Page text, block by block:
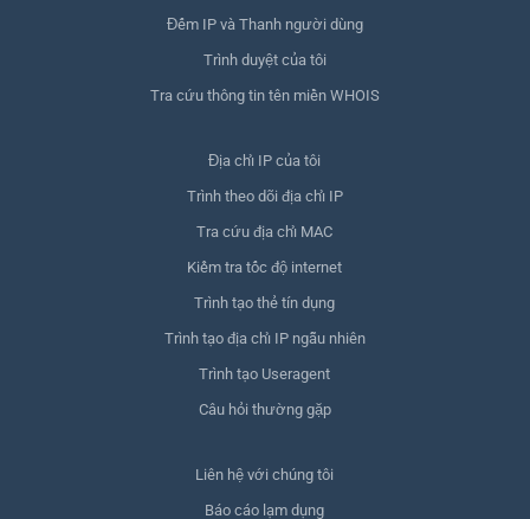
Đếm IP và Thanh người dùng
Trình duyệt của tôi
Tra cứu thông tin tên miền WHOIS
Địa chỉ IP của tôi
Trình theo dõi địa chỉ IP
Tra cứu địa chỉ MAC
Kiểm tra tốc độ internet
Trình tạo thẻ tín dụng
Trình tạo địa chỉ IP ngẫu nhiên
Trình tạo Useragent
Câu hỏi thường gặp
Liên hệ với chúng tôi
Báo cáo lạm dụng